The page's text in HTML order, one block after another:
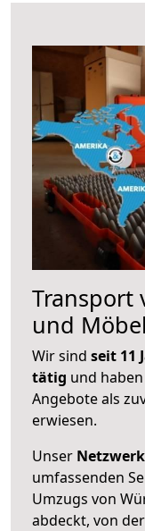
Transport
und
Wir sind seit 11
tätig und
Angebote als
erwiesen.
Unser Netzwerk
umfassenden
Umzugs von
abdeckt, von